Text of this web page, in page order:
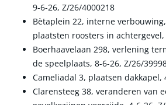
9-6-26, Z/26/4000218
Bètaplein 22, interne
plaatsten roosters in achtergevel,
Boerhaavelaan 298, verlening
de speelplaats, 8-6-26, Z/26/
Cameliadal 3, plaatsen dakkapel,
Clarensteeg 38, veranderen van